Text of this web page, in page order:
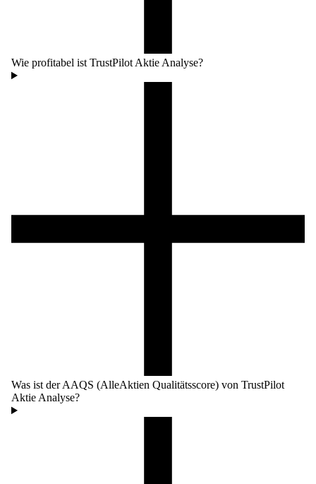
Wie profitabel ist TrustPilot Aktie Analyse?
Was ist der AAQS (AlleAktien Qualitätsscore) von TrustPilot
Aktie Analyse?